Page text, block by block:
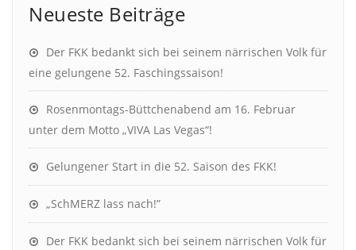
Neueste Beiträge
Der FKK bedankt sich bei seinem närrischen Volk für
eine gelungene 52. Faschingssaison!
Rosenmontags-Büttchenabend am 16. Februar
unter dem Motto „VIVA Las Vegas“!
Gelungener Start in die 52. Saison des FKK!
„SchMERZ lass nach!”
Der FKK bedankt sich bei seinem närrischen Volk für